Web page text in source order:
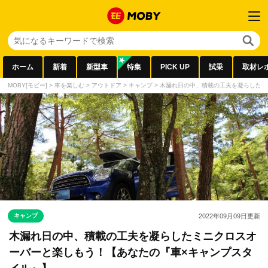
ホーム 新着 新型車 特集 PICK UP 試乗 取材レ
MOBY[モビー] > 車を楽しむ > アウトドア > キャンプ > 木漏れ日の中、積載の工夫を凝らした
キャンプ 2022年09月09日更新
木漏れ日の中、積載の工夫を凝らしたミニクロスオ
ーバーと楽しもう！【あなたの『車×キャンプスタ